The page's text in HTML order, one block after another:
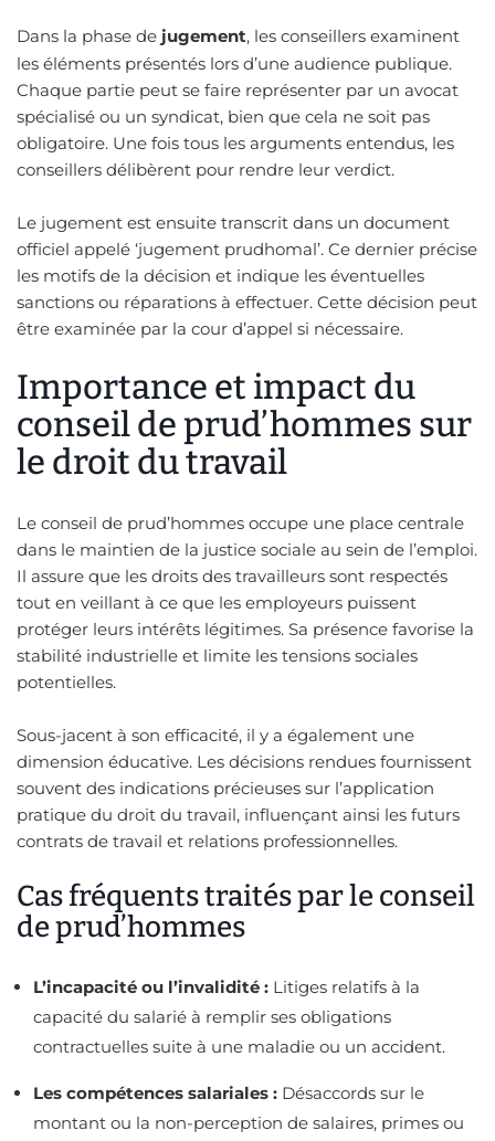
Dans la phase de jugement, les conseillers examinent
les éléments présentés lors d’une audience publique.
Chaque partie peut se faire représenter par un avocat
spécialisé ou un syndicat, bien que cela ne soit pas
obligatoire. Une fois tous les arguments entendus, les
conseillers délibèrent pour rendre leur verdict.
Le jugement est ensuite transcrit dans un document
officiel appelé ‘jugement prudhomal’. Ce dernier précise
les motifs de la décision et indique les éventuelles
sanctions ou réparations à effectuer. Cette décision peut
être examinée par la cour d’appel si nécessaire.
Importance et impact du
conseil de prud’hommes sur
le droit du travail
Le conseil de prud’hommes occupe une place centrale
dans le maintien de la justice sociale au sein de l’emploi.
Il assure que les droits des travailleurs sont respectés
tout en veillant à ce que les employeurs puissent
protéger leurs intérêts légitimes. Sa présence favorise la
stabilité industrielle et limite les tensions sociales
potentielles.
Sous-jacent à son efficacité, il y a également une
dimension éducative. Les décisions rendues fournissent
souvent des indications précieuses sur l’application
pratique du droit du travail, influençant ainsi les futurs
contrats de travail et relations professionnelles.
Cas fréquents traités par le conseil
de prud’hommes
L’incapacité ou l’invalidité : Litiges relatifs à la
capacité du salarié à remplir ses obligations
contractuelles suite à une maladie ou un accident.
Les compétences salariales : Désaccords sur le
montant ou la non-perception de salaires, primes ou